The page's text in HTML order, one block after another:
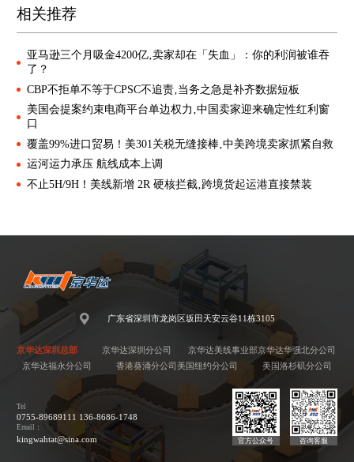
相关推荐
亚马逊三个月吸金4200亿‚卖家却在「失血」：你的利润被谁吞
了？
CBP不拒单不等于CPSC不追责‚当务之急是补齐数据短板
美国会提案约束电商平台单边权力‚中国卖家迎来确定性红利窗
口
覆盖99%进口贸易！美301关税无缝接棒‚中美跨境卖家抓紧自救
运河运力承压 航线成本上调
不止5H/9H！美线新增 2R 硬核拦截‚跨境货起运港直接禁装
广东省深圳市龙岗区坂田天安云谷11栋3105
京华达深圳总部 京华达深圳分公司 京华达美线事业部京华达华强北分公司
京华达福永分公司
香港葵涌分公司美国纽约分公司 美国洛杉矶分公司
Tel
0755-89689111 136-8686-1748
Email：
kingwahtat@sina.com 官方公众号 咨询客服